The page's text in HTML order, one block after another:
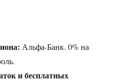
Альфа-Банк. 0% на
и бесплатных